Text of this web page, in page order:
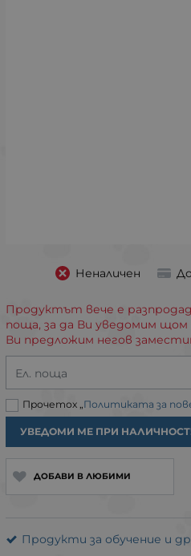
Неналичен
Продуктът вече е
поща, за да Ви уведомим щом
Ви предложим негов
Ел. поща
Прочетох „Политиката за
УВЕДОМИ МЕ ПРИ
ДОБАВИ В ЛЮБИМИ
Продукти за обучение и